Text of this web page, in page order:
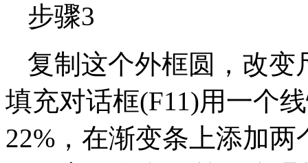
步骤3
复制这个外框圆，改变
填充对话框(F11)用一个
22%，在渐变条上添加